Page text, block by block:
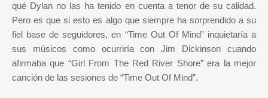
qué Dylan no las ha tenido en cuenta a tenor de su calidad.
Pero es que si esto es algo que siempre ha sorprendido a su
fiel base de seguidores, en “Time Out Of Mind” inquietaría a
sus músicos como ocurriría con Jim Dickinson cuando
afirmaba que “Girl From The Red River Shore” era la mejor
canción de las sesiones de “Time Out Of Mind”.